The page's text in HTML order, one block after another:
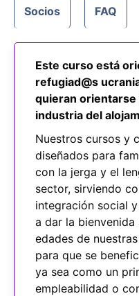
Socios FAQ
Este curso está
refugiad@s
quieran orientarse
industria del
Nuestros cursos y
diseñados para
con la jerga y el
sector, sirviendo
integración social
a dar la
edades de
para que se
ya sea como un
empleabilidad o